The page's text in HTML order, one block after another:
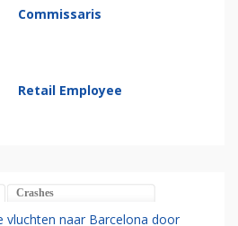
Commissaris
Retail Employee
Crashes
vluchten naar Barcelona door